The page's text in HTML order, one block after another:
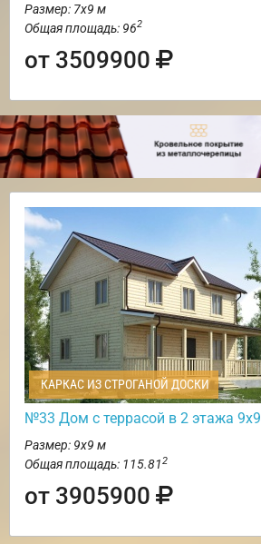
Размер: 7х9 м
Общая площадь: 962
от 3509900
КАРКАС ИЗ СТРОГАНОЙ ДОСКИ
№33 Дом с террасой в 2 этажа 9х9
Размер: 9х9 м
Общая площадь: 115.812
от 3905900